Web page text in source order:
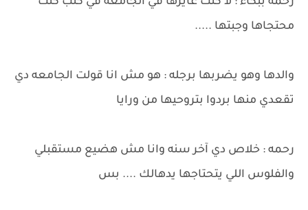
محتجاها وجبتها .....
والدها وهو يضربها برجله : هو مش انا قولت الجامعه دي
تقعدي منها بردوا بتروحيها من ورايا
رحمه : خلاص دي آخر سنه وانا مش هضيع مستقبلي
والفلوس اللي يتحتاجها يدهالك .... بس